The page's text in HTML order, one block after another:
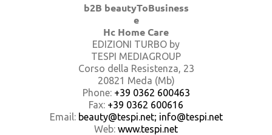
b2B beautyToBusiness
e
Hc Home Care
EDIZIONI TURBO by
TESPI MEDIAGROUP
Corso della Resistenza, 23
20821 Meda (Mb)
Phone: +39 0362 600463
Fax: +39 0362 600616
Email: beauty@tespi.net; info@tespi.net
Web: www.tespi.net